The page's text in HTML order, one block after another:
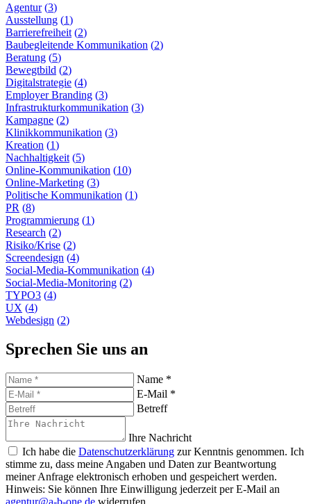
Agentur 3
Ausstellung 1
Barrierefreiheit 2
Baubegleitende Kommunikation
2
Beratung 5
Bewegtbild
2
Digitalstrategie 4
Employer Branding 3
Infrastrukturkommunikation 3
Kampagne 2
Klinikkommunikation 3
Kreation
1
Nachhaltigkeit 5
Online-Kommunikation
10
Online-Marketing 3
Politische Kommunikation
1
PR
8
Programmierung 1
Research
2
Risiko/Krise 2
Screendesign 4
Social-Media-Kommunikation 4
Social-Media-Monitoring 2
TYPO3 4
UX 4
Webdesign
2
Sprechen Sie uns an
Name *
E-Mail *
Betreff
Ihre Nachricht
Ich habe die Datenschutzerklärung zur Kenntnis genommen. Ich
stimme zu, dass meine Angaben und Daten zur Beantwortung
meiner Anfrage elektronisch erhoben und gespeichert werden.
Hinweis: Sie können Ihre Einwilligung jederzeit per E-Mail an